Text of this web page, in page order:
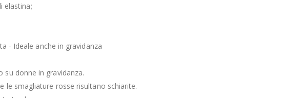
elastina;
- Ideale anche in gravidanza
donne in gravidanza.
smagliature rosse risultano schiarite.